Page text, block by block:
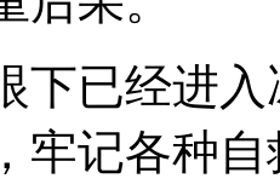
下已经进
牢记各种